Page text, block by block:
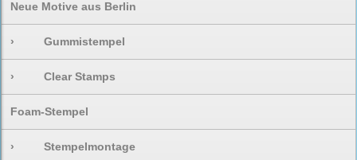
Neue Motive aus Berlin
› Gummistempel
› Clear Stamps
Foam-Stempel
› Stempelmontage